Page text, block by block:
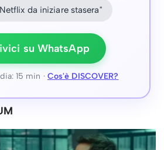
da iniziare stasera"
su WhatsApp
15 min · Cos'è DISCOVER?